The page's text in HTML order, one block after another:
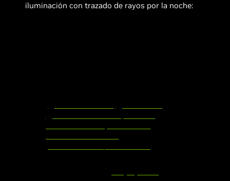
iluminación con trazado de rayos por la noche: